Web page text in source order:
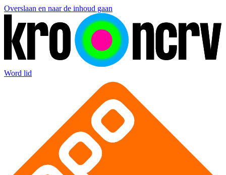
Overslaan en naar de inhoud gaan
Word lid